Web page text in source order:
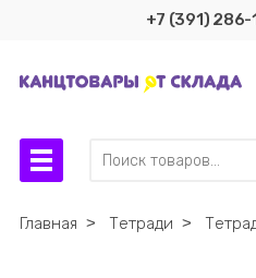
+7 (391)
Главная ˃ Тетради ˃